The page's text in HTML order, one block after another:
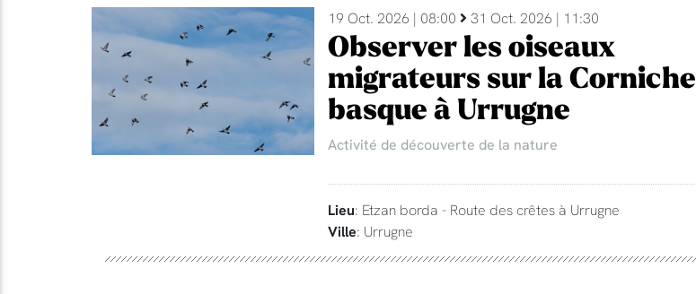
19 Oct. 2026 | 08:00 31 Oct. 2026 | 11:30
Observer les oiseaux
migrateurs sur la Corniche
basque à Urrugne
Activité de découverte de la nature
Lieu: Etzan borda - Route des crêtes à Urrugne
Ville: Urrugne